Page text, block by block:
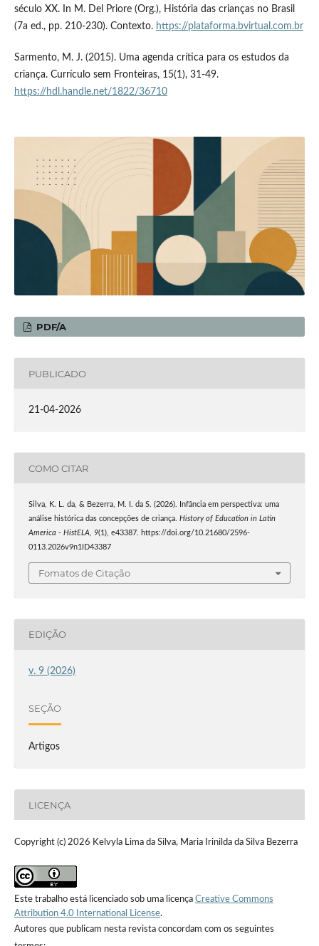
século XX. In M. Del Priore (Org.), História das crianças no Brasil
(7a ed., pp. 210-230). Contexto. https://plataforma.bvirtual.com.br
Sarmento, M. J. (2015). Uma agenda crítica para os estudos da
criança. Currículo sem Fronteiras, 15(1), 31-49.
https://hdl.handle.net/1822/36710
PDF/A
PUBLICADO
21-04-2026
COMO CITAR
Silva, K. L. da, & Bezerra, M. I. da S. (2026). Infância em perspectiva: uma
análise histórica das concepções de criança. History of Education in Latin
America - HistELA, 9(1), e43387. https://doi.org/10.21680/2596-
0113.2026v9n1ID43387
Fomatos de Citação
EDIÇÃO
v. 9 (2026)
SEÇÃO
Artigos
LICENÇA
Copyright (c) 2026 Kelvyla Lima da Silva, Maria Irinilda da Silva Bezerra
Este trabalho está licenciado sob uma licença Creative Commons
Attribution 4.0 International License.
Autores que publicam nesta revista concordam com os seguintes